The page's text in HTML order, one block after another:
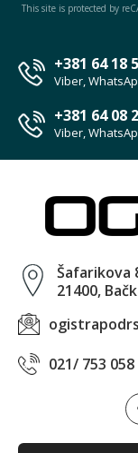
This site is protected by
+381 64 18
Viber,
+381 64 08
Viber,
Šafarikova
21400,
021/ 753 058